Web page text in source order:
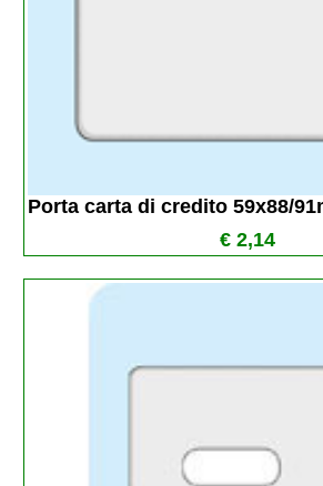
Porta carta di credito 59x88/
€ 2,14